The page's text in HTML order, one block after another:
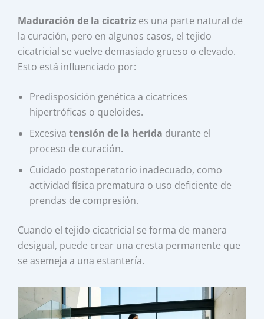
Maduración de la cicatriz es una parte natural de
la curación, pero en algunos casos, el tejido
cicatricial se vuelve demasiado grueso o elevado.
Esto está influenciado por:
Predisposición genética a cicatrices
hipertróficas o queloides.
Excesivatensión de la herida durante el
proceso de curación.
Cuidado postoperatorio inadecuado, como
actividad física prematura o uso deficiente de
prendas de compresión.
Cuando el tejido cicatricial se forma de manera
desigual, puede crear una cresta permanente que
se asemeja a una estantería.